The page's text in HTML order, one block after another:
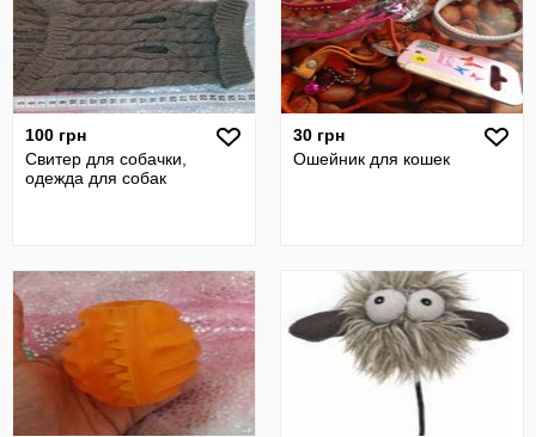
100 грн
Свитер для собачки,
одежда для собак
30 грн
Ошейник для кошек